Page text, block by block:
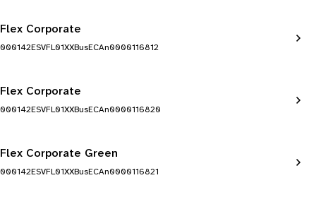
Flex Corporate
000142ESVFL01XXBusECAn0000116812
Flex Corporate
000142ESVFL01XXBusECAn0000116820
Flex Corporate Green
000142ESVFL01XXBusECAn0000116821